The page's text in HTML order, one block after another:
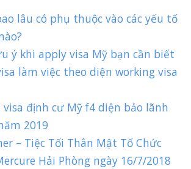
lâu có phụ thuộc vào các yếu tố
ý khi apply visa Mỹ bạn cần biết
làm việc theo diện working visa
định cư Mỹ f4 diện bảo lãnh
2019
– Tiệc Tối Thân Mật Tổ Chức
Hải Phòng ngày 16/7/2018